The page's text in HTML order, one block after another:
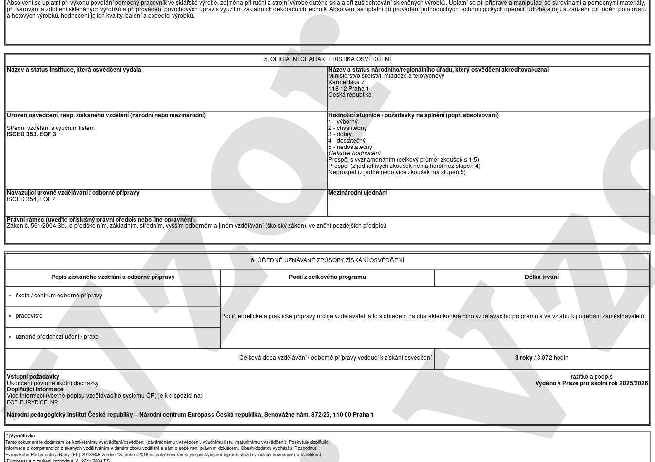
Absolvent se uplatní při výkonu povolání pomocný pracovník ve sklářské výrobě, zejména při ruční a strojní výrobě dutého skla a při zušlechťování skleněných výrobků. Uplatní se při přípravě a manipulaci se surovinami a pomocnými materiály,
při tvarování a zdobení skleněných výrobků a při provádění povrchových úprav s využitím základních dekoračních technik. Absolvent se uplatní při provádění jednoduchých technologických operací, údržbě strojů a zařízení, při třídění polotovarů
a hotových výrobků, hodnocení jejich kvality, balení a expedici výrobků.
5. OFICIÁLNÍ CHARAKTERISTIKA OSVĚDČENÍ
Název a status instituce, která osvědčení vydala
Název a status národního/regionálního úřadu, který osvědčení akreditoval/uznal
Ministerstvo školství, mládeže a tělovýchovy
Karmelitská 7
118 12 Praha 1
Česká republika
Úroveň osvědčení, resp. získaného vzdělání (národní nebo mezinárodní)
Střední vzdělání s výučním listem
ISCED 353, EQF 3
Hodnoticí stupnice / požadavky na splnění (popř. absolvování)
1 - výborný
2 - chvalitebný
3 - dobrý
4 - dostatečný
5 - nedostatečný
Celkové hodnocení:
Prospěl s vyznamenáním (celkový průměr zkoušek ≤ 1,5)
Prospěl (z jednotlivých zkoušek nemá horší než stupeň 4)
Neprospěl (z jedné nebo více zkoušek má stupeň 5)
Navazující úrovně vzdělávání / odborné přípravy
ISCED 354, EQF 4
Mezinárodní ujednání
Právní rámec (uveďte příslušný právní předpis nebo jiné oprávnění):
Zákon č. 561/2004 Sb., o předškolním, základním, středním, vyšším odborném a jiném vzdělávání (školský zákon), ve znění pozdějších předpisů
6. ÚŘEDNĚ UZNÁVANÉ ZPŮSOBY ZÍSKÁNÍ OSVĚDČENÍ
Popis získaného vzdělání a odborné přípravy Podíl z celkového programu Délka trvání
škola / centrum odborné přípravy
Podíl teoretické a praktické přípravy určuje vzdělavatel, a to s ohledem na charakter konkrétního vzdělávacího programu a ve vztahu k potřebám zaměstnavatelů.
pracoviště
uznané předchozí učení / praxe
Celková doba vzdělávání / odborné přípravy vedoucí k získání osvědčení 3 roky / 3 072 hodin
razítko a podpis
Vydáno v Praze pro školní rok 2025/2026
Vstupní požadavky
Ukončení povinné školní docházky,
Doplňující informace
Více informací (včetně popisu vzdělávacího systému ČR) je k dispozici na:
EQF, EURYDICE, NPI
Národní pedagogický institut České republiky– Národní centrum Europass Česká republika, Senovážné nám. 872/25, 110 00 Praha 1
(*)Vysvětlivka
Tento dokument je dodatkem ke konkrétnímu vysvědčení/osvědčení (závěrečnému vysvědčení, výučnímu listu, maturitnímu vysvědčení). Poskytuje doplňující
informace o kompetencích získaných vzděláváním v daném oboru vzdělání a sám o sobě není právním dokladem. Obsah dodatku vychází z Rozhodnutí
Evropského Parlamentu a Rady (EU) 2018/646 ze dne 18. dubna 2018 o společném rámci pro poskytování lepších služeb v oblasti dovedností a kvalifikací